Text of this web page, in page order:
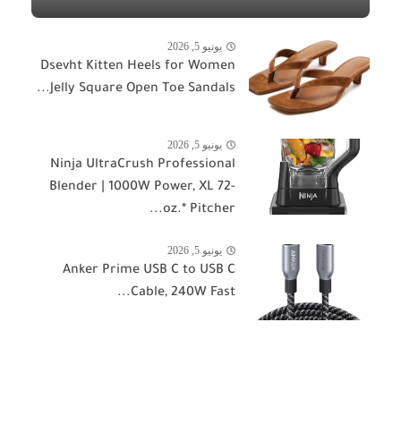
يونيو 5, 2026
Dsevht Kitten Heels for Women
Jelly Square Open Toe Sandals...
يونيو 5, 2026
Ninja UltraCrush Professional
Blender | 1000W Power, XL 72-
oz.* Pitcher...
يونيو 5, 2026
Anker Prime USB C to USB C
Cable, 240W Fast...